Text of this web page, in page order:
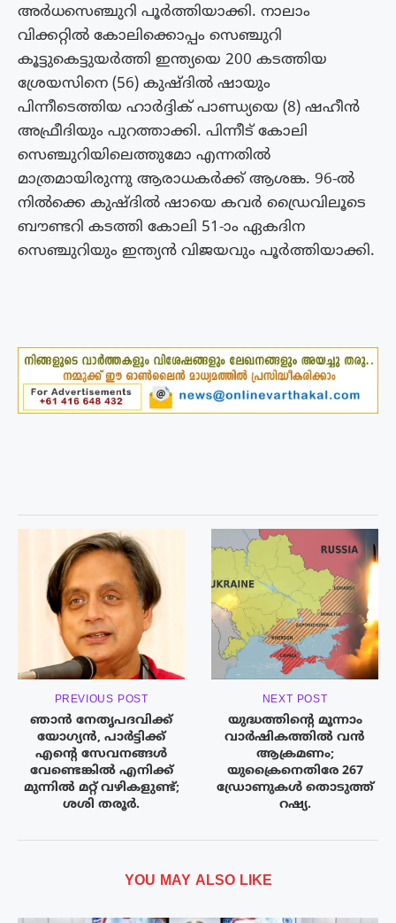
അര്‍ധസെഞ്ചുറി പൂര്‍ത്തിയാക്കി. നാലാം
വിക്കറ്റില്‍ കോലിക്കൊപ്പം സെഞ്ചുറി
കൂട്ടുകെട്ടുയര്‍ത്തി ഇന്ത്യയെ 200 കടത്തിയ
ശ്രേയസിനെ (56) കുഷ്ദില്‍ ഷായും
പിന്നീടെത്തിയ ഹാര്‍ദ്ദിക് പാണ്ഡ്യയെ (8) ഷഹീന്‍
അഫ്രീദിയും പുറത്താക്കി. പിന്നീട് കോലി
സെഞ്ചുറിയിലെത്തുമോ എന്നതില്‍
മാത്രമായിരുന്നു ആരാധകര്‍ക്ക് ആശങ്ക. 96-ല്‍
നില്‍ക്കെ കുഷ്ദില്‍ ഷായെ കവര്‍ ഡ്രൈവിലൂടെ
ബൗണ്ടറി കടത്തി കോലി 51-ാം ഏകദിന
സെഞ്ചുറിയും ഇന്ത്യൻ വിജയവും പൂര്‍ത്തിയാക്കി.
PREVIOUS POST
ഞാൻ നേതൃപദവിക്ക്
യോഗ്യൻ, പാർട്ടിക്ക്
എന്റെ സേവനങ്ങൾ
വേണ്ടെങ്കിൽ എനിക്ക്
മുന്നിൽ മറ്റ് വഴികളുണ്ട്;
ശശി തരൂർ.
NEXT POST
യുദ്ധത്തിന്റെ മൂന്നാം
വാർഷികത്തിൽ വൻ
ആക്രമണം;
യുക്രൈനെതിരേ 267
ഡ്രോണുകൾ തൊടുത്ത്
റഷ്യ.
YOU MAY ALSO LIKE